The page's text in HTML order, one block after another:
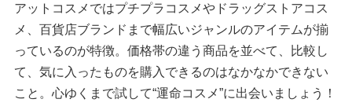
アットコスメではプチプラコスメやドラッグストアコス
メ、百貨店ブランドまで幅広いジャンルのアイテムが揃
っているのが特徴。価格帯の違う商品を並べて、比較し
て、気に入ったものを購入できるのはなかなかできない
こと。心ゆくまで試して“運命コスメ”に出会いましょう！